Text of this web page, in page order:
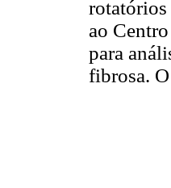
rotatórios
ao
para
fibrosa.